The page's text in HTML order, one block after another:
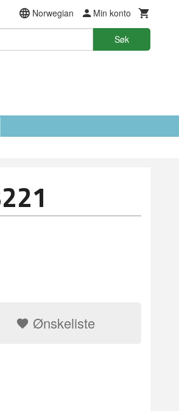
Norwegian Min konto
Søk
Ønskeliste